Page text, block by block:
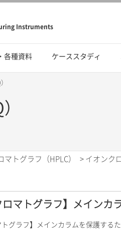
Instruments
各種資料 ケーススタディ
マトグラフ（HPLC） > イオンク
ロマトグラフ】メインカ
トグラフ】メインカラムを保護する